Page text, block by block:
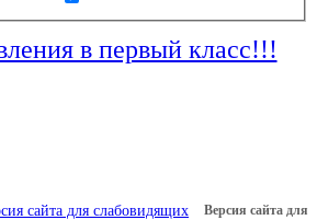
в первый класс!!!
сайта для слабовидящих Версия сайта для